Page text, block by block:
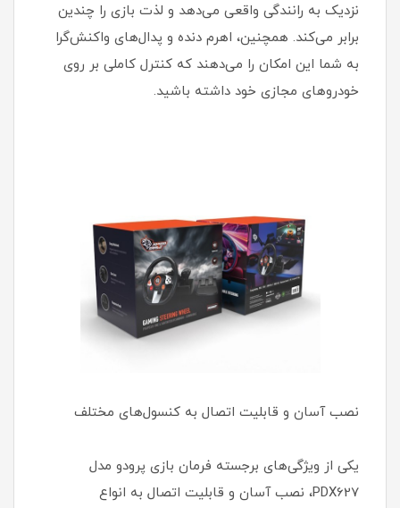
نزدیک به رانندگی واقعی می‌دهد و لذت بازی را چندین
برابر می‌کند. همچنین، اهرم دنده و پدال‌های واکنش‌گرا
به شما این امکان را می‌دهند که کنترل کاملی بر روی
خودروهای مجازی خود داشته باشید.
نصب آسان و قابلیت اتصال به کنسول‌های مختلف
یکی از ویژگی‌های برجسته فرمان بازی پرودو مدل
PDX627، نصب آسان و قابلیت اتصال به انواع